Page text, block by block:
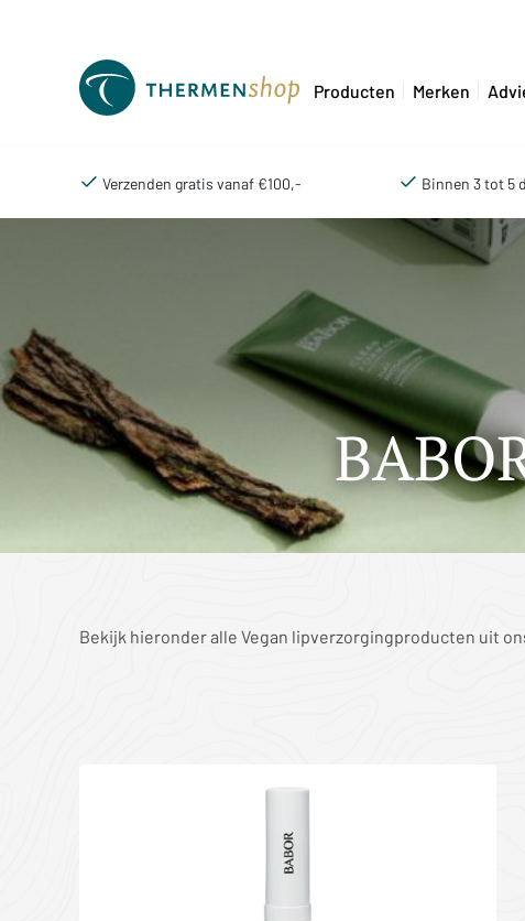
Producten Merken
Verzenden gratis vanaf €100,- Binnen 3 tot 5
Bekijk hieronder alle Vegan lipverzorgingproducten uit